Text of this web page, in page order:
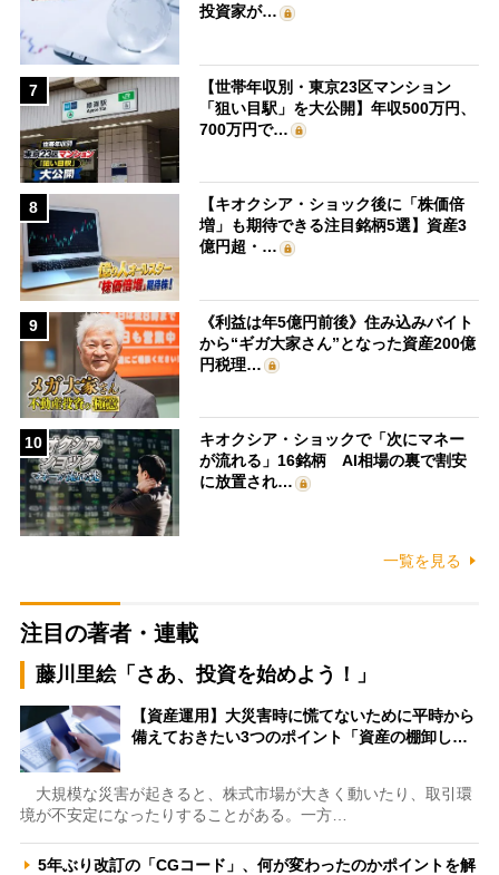
投資家が…
7
【世帯年収別・東京23区マンション
「狙い目駅」を大公開】年収500万円、
700万円で…
8
【キオクシア・ショック後に「株価倍
増」も期待できる注目銘柄5選】資産3
億円超・…
9
《利益は年5億円前後》住み込みバイト
から“ギガ大家さん”となった資産200億
円税理…
10
キオクシア・ショックで「次にマネー
が流れる」16銘柄 AI相場の裏で割安
に放置され…
一覧を見る
注目の著者・連載
藤川里絵「さあ、投資を始めよう！」
【資産運用】大災害時に慌てないために平時から
備えておきたい3つのポイント「資産の棚卸し…
大規模な災害が起きると、株式市場が大きく動いたり、取引環
境が不安定になったりすることがある。一方…
5年ぶり改訂の「CGコード」、何が変わったのかポイントを解